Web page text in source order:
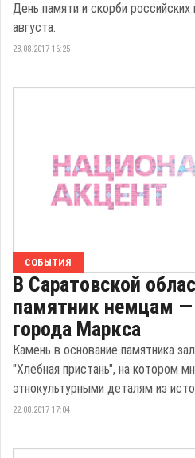
День памяти и скорби
августа.
28.08.2017 16:25
СОБЫТИЯ
В Саратовской
памятник немцам —
города Маркса
Камень в основание памятника
"Хлебная пристань", на котором
этнокультурными деталям из
22.08.2017 17:04